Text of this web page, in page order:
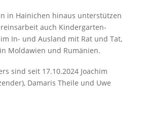
in Hainichen hinaus unterstützen
auch Kindergarten-
In- und Ausland mit Rat und Tat,
Moldawien und Rumänien.
sind seit 17.10.2024 Joachim
Damaris Theile und Uwe